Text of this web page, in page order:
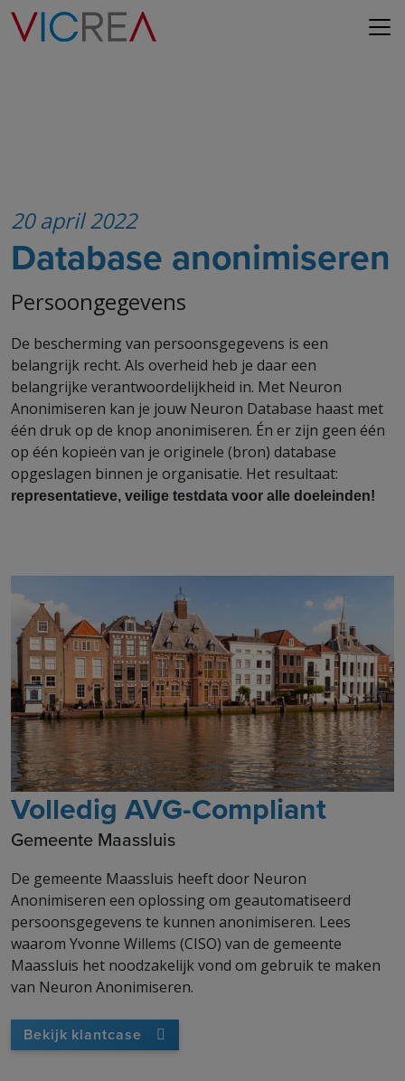
20 april 2022
Database anonimiseren
Persoongegevens
De bescherming van persoonsgegevens is een
belangrijk recht. Als overheid heb je daar een
belangrijke verantwoordelijkheid in. Met Neuron
Anonimiseren kan je jouw Neuron Database haast met
één druk op de knop anonimiseren. Én er zijn geen één
op één kopieën van je originele (bron) database
opgeslagen binnen je organisatie. Het resultaat:
representatieve, veilige testdata voor alle doeleinden!
Volledig AVG-Compliant
Gemeente Maassluis
De gemeente Maassluis heeft door Neuron
Anonimiseren een oplossing om geautomatiseerd
persoonsgegevens te kunnen anonimiseren. Lees
waarom Yvonne Willems (CISO) van de gemeente
Maassluis het noodzakelijk vond om gebruik te maken
van Neuron Anonimiseren.
Bekijk klantcase